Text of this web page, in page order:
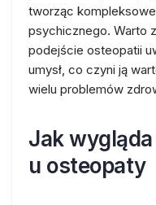
tworząc
psychicznego. Warto
podejście osteopatii
umysł, co czyni ją
wielu problemów
Jak
u osteopaty